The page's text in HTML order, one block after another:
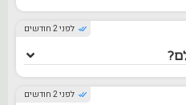
לפני 2 חודשים
לפני 2 חודשים